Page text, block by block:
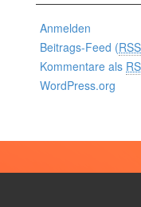
Anmelden
Beitrags-Feed (RSS
Kommentare als
WordPress.org